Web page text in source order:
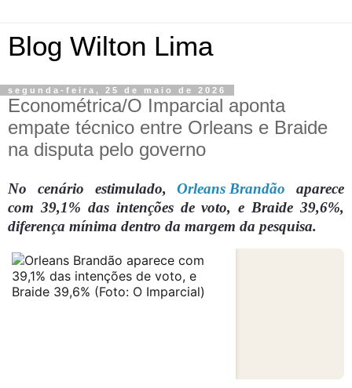
Blog Wilton Lima
segunda-feira, 25 de maio de 2026
Econométrica/O Imparcial aponta
empate técnico entre Orleans e Braide
na disputa pelo governo
No cenário estimulado,Orleans Brandão aparece
com 39,1% das intenções de voto, e Braide 39,6%,
diferença mínima dentro da margem da pesquisa.